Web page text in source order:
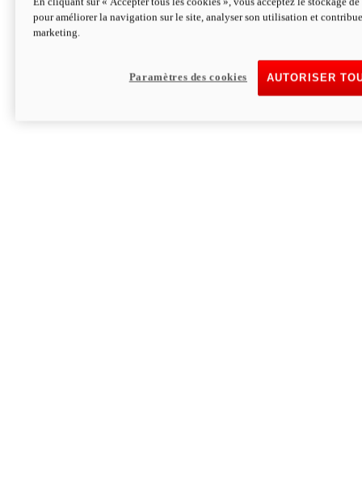
Hypermotard V2 SP 100
Découvrez-le
pour améliorer la navigation sur le site, analyser son utilisation et
marketing.
AUTORISER
Paramètres des cookies